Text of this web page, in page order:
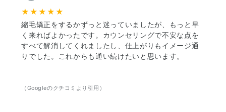
★★★★★
縮毛矯正をするかずっと迷っていましたが、もっと早
く来ればよかったです。カウンセリングで不安な点を
すべて解消してくれましたし、仕上がりもイメージ通
りでした。これからも通い続けたいと思います。
（Googleのクチコミより引用）